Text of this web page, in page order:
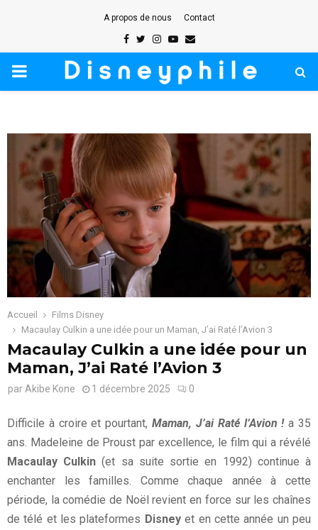
A propos de nous Contact
Facebook
TwitterInstagram
Youtube
Email
PRIMARY
Accueil
Films Disney
Macaulay Culkin a une idée pour un Maman, J’ai Raté l’Avion 3
Macaulay Culkin a une idée pour un
Maman, J’ai Raté l’Avion 3
par Akibe Kone 1 décembre 2025 0
Difficile à croire et pourtant,Maman, J’ai Raté l’Avion !a 35
ans. Madeleine de Proust par excellence, le film qui a révélé
Macaulay Culkin (et sa suite sortie en 1992) continue à
enchanter les familles. Comme chaque année à cette
période, la comédie de Noël revient en force sur les chaînes
de télé et les plateformes Disneyet en cette année un peu